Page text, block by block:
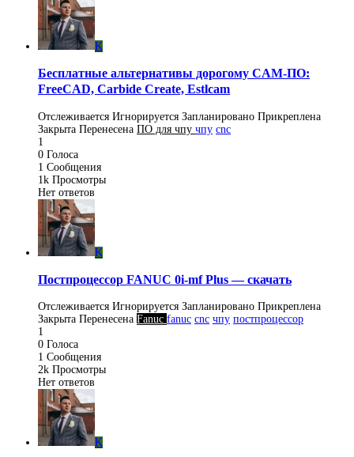
K
Бесплатные альтернативы дорогому CAM-ПО:
FreeCAD, Carbide Create, Estlcam
Отслеживается Игнорируется Запланировано Прикреплена
Закрыта Перенесена ПO для чпу чпу cnc
1
0 Голоса
1 Сообщения
1k Просмотры
Нет ответов
K
Постпроцессор FANUC 0i-mf Plus — скачать
Отслеживается Игнорируется Запланировано Прикреплена
Закрыта Перенесена Fanuc fanuc cnc чпу постпроцессор
1
0 Голоса
1 Сообщения
2k Просмотры
Нет ответов
K